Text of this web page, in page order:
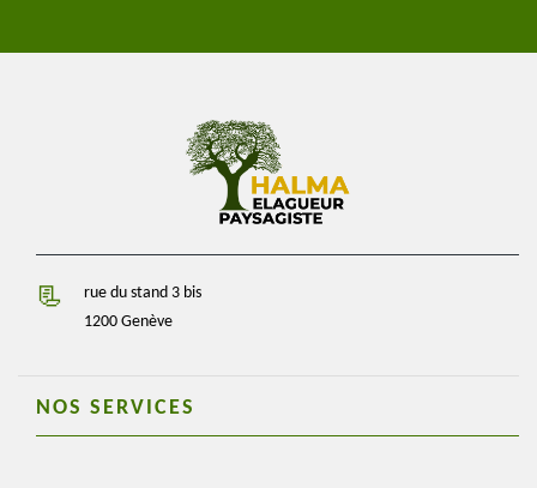
rue du stand 3 bis
1200 Genève
NOS SERVICES